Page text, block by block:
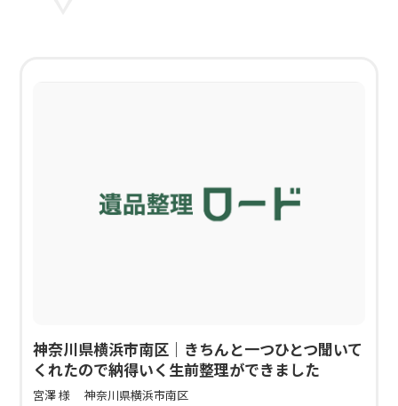
神奈川県横浜市南区｜きちんと一つひとつ聞いて
くれたので納得いく生前整理ができました
宮澤 様
神奈川県横浜市南区